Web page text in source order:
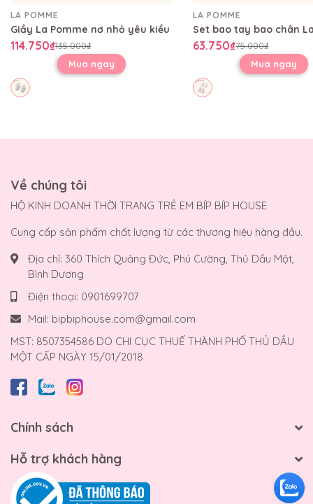
LA POMME
Giầy La Pomme nơ nhỏ yêu kiều
114.750₫135.000₫
Mua ngay
LA POMME
63.750₫75.000₫
Mua ngay
Về chúng tôi
HỘ KINH DOANH THỜI TRANG TRẺ EM BÍP BÍP HOUSE
Cung cấp sản phẩm chất lượng từ các thương hiệu hàng đầu.
Địa chỉ: 360 Thích Quảng Đức, Phú Cường, Thủ Dầu Một,
Bình Dương
Điện thoại: 0901699707
Mail: bipbiphouse.com@gmail.com
MST: 8507354586 DO CHI CỤC THUẾ THÀNH PHỐ THỦ DẦU
MỘT CẤP NGÀY 15/01/2018
Chính sách
Hỗ trợ khách hàng